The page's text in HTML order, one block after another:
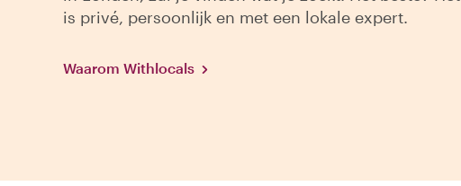
is privé, persoonlijk en met een lokale expert.
Waarom Withlocals